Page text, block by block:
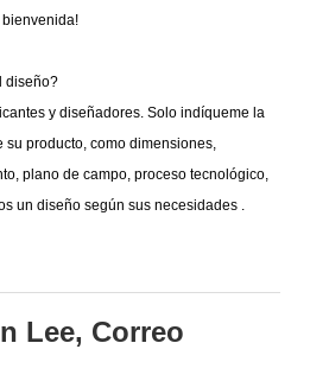
bienvenida!
diseño?
y diseñadores. Solo indíqueme la
producto, como dimensiones,
plano de campo, proceso tecnológico,
un diseño según sus necesidades .
Lee, Correo